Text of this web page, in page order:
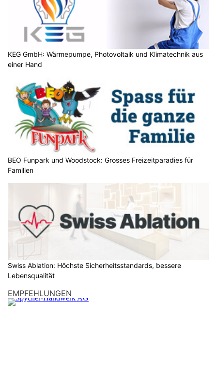
KEG GmbH: Wärmepumpe, Photovoltaik und Klimatechnik aus
einer Hand
BEO Funpark und Woodstock: Grosses Freizeitparadies für
Familien
Swiss Ablation: Höchste Sicherheitsstandards, bessere
Lebensqualität
EMPFEHLUNGEN